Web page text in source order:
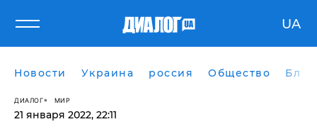
UA
Новости Украина россия Общество
ДИАЛОГ МИР
21 января 2022, 22:11